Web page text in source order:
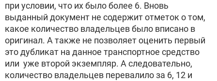
при условии, что их было более 6. Вновь
выданный документ не содержит отметок о том,
какое количество владельцев было вписано в
оригинал. А также не позволяет оценить первый
это дубликат на данное транспортное средство
или уже второй экземпляр. А следовательно,
количество владельцев перевалило за 6, 12 и